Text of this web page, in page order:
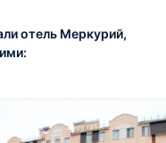
отель Меркурий,